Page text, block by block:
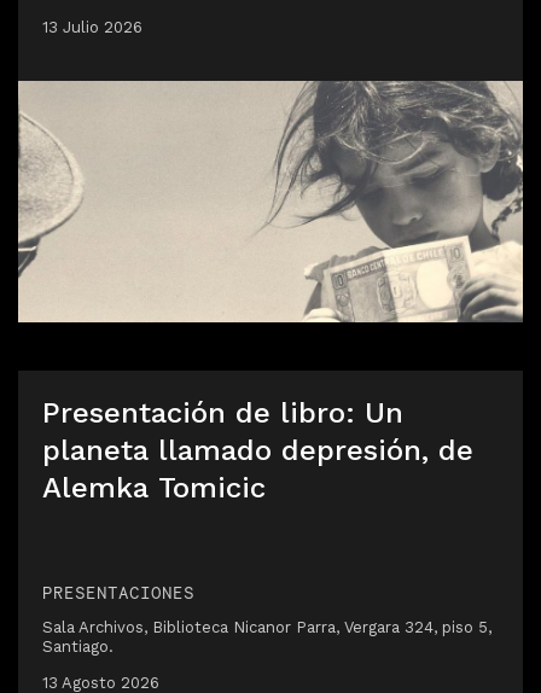
13 Julio 2026
Presentación de libro: Un
planeta llamado depresión, de
Alemka Tomicic
PRESENTACIONES
Sala Archivos, Biblioteca Nicanor Parra, Vergara 324, piso 5,
Santiago.
13 Agosto 2026